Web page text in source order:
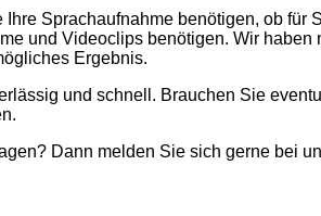
Sprachaufnahme benötigen, ob
und Videoclips benötigen. Wir
Ergebnis.
und schnell. Brauchen Sie
Dann melden Sie sich gerne bei